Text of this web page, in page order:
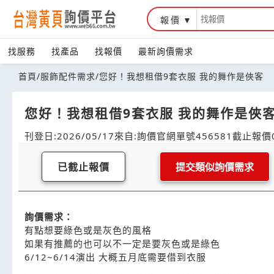
報價
找服務 找產品 找報價 最新詢價需求
首頁/服飾配件需求/您好！我想租借9套衣服 我的舞作是俠客
您好！我想租借9套衣服 我的舞作是俠
刊登日:2026/05/17來自:詢價官網單號456581 截止報
已截止報價 提交類似詢價需求
詢價需求：
有點想要綠色或是灰色的風格
如果有推薦的也可以不一定是要灰色或是綠色
6/12~6/14演出 大概五月底需要借到衣服